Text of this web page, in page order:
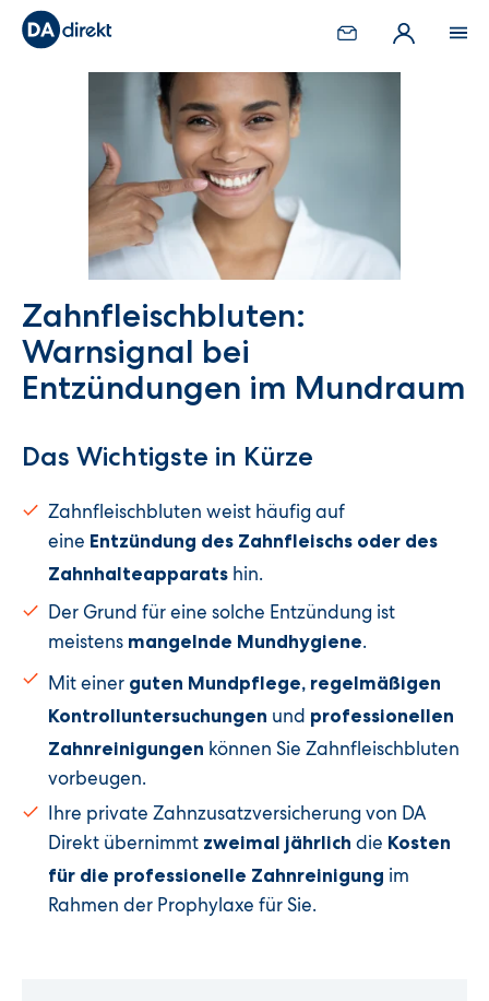
Zahnfleischbluten:
Warnsignal bei
Entzündungen im Mundraum
Das Wichtigste in Kürze
Zahnfleischbluten weist häufig auf
eine Entzündung des Zahnfleischs oder des
Zahnhalteapparats hin.
Der Grund für eine solche Entzündung ist
meistens mangelnde Mundhygiene.
Mit einer guten Mundpflege, regelmäßigen
Kontrolluntersuchungen und professionellen
Zahnreinigungen können Sie Zahnfleischbluten
vorbeugen.
Ihre private Zahnzusatzversicherung von DA
Direkt übernimmt zweimal jährlich die Kosten
für die professionelle Zahnreinigung im
Rahmen der Prophylaxe für Sie.